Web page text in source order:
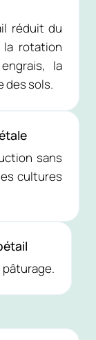
réduit du
rotation
la
des sols.
sans
cultures